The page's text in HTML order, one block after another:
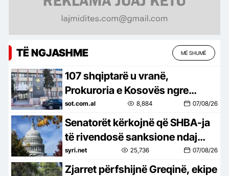
TË NGJASHME MË SHUMË
107 shqiptarë u vranë,
Prokuroria e Kosovës ngre
aktakuzë ndaj Radoiçiçit dhe 19
serbëve të tjerëve për krime
lufte
sot.com.al 8,884 07/08/26
Senatorët kërkojnë që SHBA-ja
të rivendosë sanksione ndaj
zyrtarëve të Republikës Sërpska
syri.net 25,736 07/08/26
Zjarret përfshijnë Greqinë, ekipe